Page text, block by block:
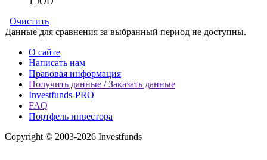
Очистить
Данные для сравнения за выбранный период не доступны.
О сайте
Написать нам
Правовая информация
Получить данные / Заказать данные
Investfunds-PRO
FAQ
Портфель инвестора
Copyright © 2003-2026 Investfunds